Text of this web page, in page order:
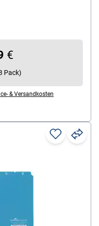
€
Pack)
& Versandkosten